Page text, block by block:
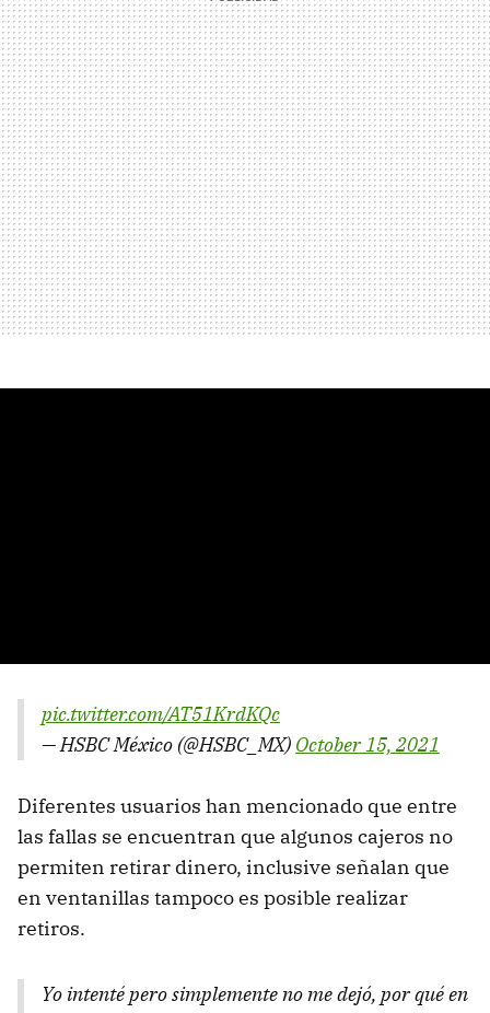
pic.twitter.com/AT51KrdKQc
— HSBC México (@HSBC_MX) October 15, 2021
Diferentes usuarios han mencionado que entre
las fallas se encuentran que algunos cajeros no
permiten retirar dinero, inclusive señalan que
en ventanillas tampoco es posible realizar
retiros.
Yo intenté pero simplemente no me dejó, por qué en